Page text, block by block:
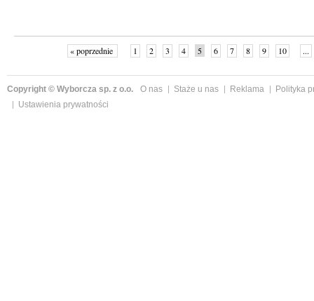
« poprzednie 1 2 3 4 5 6 7 8 9 10 ...
Copyright © Wyborcza sp. z o.o. O nas Staże u nas Reklama
Polityka
Ustawienia prywatności